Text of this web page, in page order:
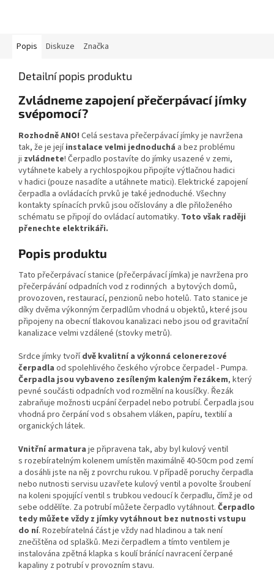
Popis Diskuze Značka
Detailní popis produktu
Zvládneme zapojení přečerpávací jímky
svépomocí?
Rozhodně ANO! Celá sestava přečerpávací jímky je navržena
tak, že je jejíinstalace velmi jednoduchá a bez problému
ji zvládnete! Čerpadlo postavíte do jímky usazené v zemi,
vytáhnete kabely a rychlospojkou připojíte výtlačnou hadici
v hadici (pouze nasadíte a utáhnete matici). Elektrické zapojení
čerpadla a ovládacích prvků je také jednoduché. Všechny
kontakty spínacích prvků jsou očíslovány a dle přiloženého
schématu se připojí do ovládací automatiky. Toto však raději
přenechte elektrikáři.
Popis produktu
Tato přečerpávací stanice (přečerpávací jímka) je navržena pro
přečerpávání odpadních vod z rodinných a bytových domů,
provozoven, restaurací, penzionů nebo hotelů. Tato stanice je
díky dvěma výkonným čerpadlům vhodná u objektů, které jsou
připojeny na obecní tlakovou kanalizaci nebo jsou od gravitační
kanalizace velmi vzdálené (stovky metrů).
Srdce jímky tvořídvě kvalitní a výkonná celonerezové
čerpadla od spolehlivého českého výrobce čerpadel - Pumpa.
Čerpadla jsou vybaveno zesíleným kaleným řezákem, který
pevné součásti odpadních vod rozmělní na kousíčky. Řezák
zabraňuje možnosti ucpání čerpadel nebo potrubí. Čerpadla jsou
vhodná pro čerpání vod s obsahem vláken, papíru, textilií a
organických látek.
Vnitřní armatura je připravena tak, aby byl kulový ventil
s rozebíratelným kolenem umístěn maximálně 40-50cm pod zemí
a dosáhli jste na něj z povrchu rukou. V případě poruchy čerpadla
nebo nutnosti servisu uzavřete kulový ventil a povolte šroubení
na koleni spojující ventil s trubkou vedoucí k čerpadlu, čímž je od
sebe oddělíte. Za potrubí můžete čerpadlo vytáhnout. Čerpadlo
tedy můžete vždy z jímky vytáhnout bez nutnosti vstupu
do ní. Rozebíratelná část je vždy nad hladinou a tak není
znečištěna od splašků. Mezi čerpadlem a tímto ventilem je
instalována zpětná klapka s koulí bránící navracení čerpané
kapaliny z potrubí v provozním stavu.